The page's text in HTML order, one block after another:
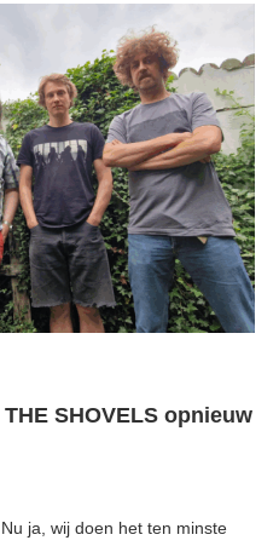
SHOVELS opnieuw
ja, wij doen het ten minste